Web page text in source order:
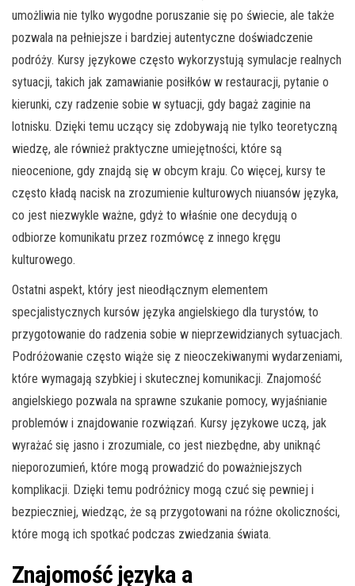
umożliwia nie tylko wygodne poruszanie się po świecie, ale także
pozwala na pełniejsze i bardziej autentyczne doświadczenie
podróży. Kursy językowe często wykorzystują symulacje realnych
sytuacji, takich jak zamawianie posiłków w restauracji, pytanie o
kierunki, czy radzenie sobie w sytuacji, gdy bagaż zaginie na
lotnisku. Dzięki temu uczący się zdobywają nie tylko teoretyczną
wiedzę, ale również praktyczne umiejętności, które są
nieocenione, gdy znajdą się w obcym kraju. Co więcej, kursy te
często kładą nacisk na zrozumienie kulturowych niuansów języka,
co jest niezwykle ważne, gdyż to właśnie one decydują o
odbiorze komunikatu przez rozmówcę z innego kręgu
kulturowego.
Ostatni aspekt, który jest nieodłącznym elementem
specjalistycznych kursów języka angielskiego dla turystów, to
przygotowanie do radzenia sobie w nieprzewidzianych sytuacjach.
Podróżowanie często wiąże się z nieoczekiwanymi wydarzeniami,
które wymagają szybkiej i skutecznej komunikacji. Znajomość
angielskiego pozwala na sprawne szukanie pomocy, wyjaśnianie
problemów i znajdowanie rozwiązań. Kursy językowe uczą, jak
wyrażać się jasno i zrozumiale, co jest niezbędne, aby uniknąć
nieporozumień, które mogą prowadzić do poważniejszych
komplikacji. Dzięki temu podróżnicy mogą czuć się pewniej i
bezpieczniej, wiedząc, że są przygotowani na różne okoliczności,
które mogą ich spotkać podczas zwiedzania świata.
Znajomość języka a